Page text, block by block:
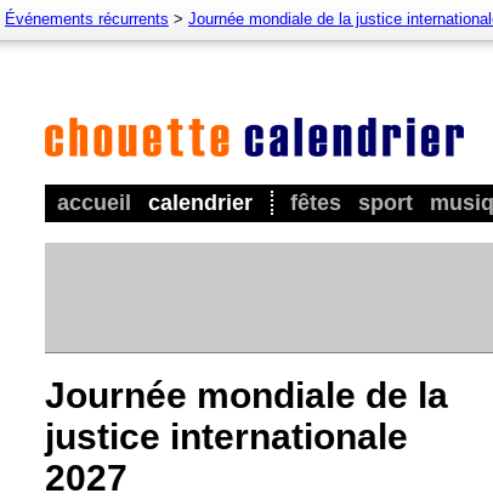
accueil calendrier fêtes sport
Événements récurrents > Journée mondiale de la justice
Journée mondiale de la
justice internationale
2027